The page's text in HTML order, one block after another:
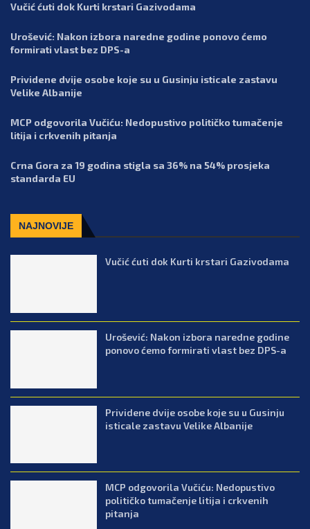
Vučić ćuti dok Kurti krstari Gazivodama
Urošević: Nakon izbora naredne godine ponovo ćemo
formirati vlast bez DPS-a
Prividene dvije osobe koje su u Gusinju isticale zastavu
Velike Albanije
MCP odgovorila Vučiću: Nedopustivo političko tumačenje
litija i crkvenih pitanja
Crna Gora za 19 godina stigla sa 36% na 54% prosjeka
standarda EU
NAJNOVIJE
Vučić ćuti dok Kurti krstari Gazivodama
Urošević: Nakon izbora naredne godine
ponovo ćemo formirati vlast bez DPS-a
Prividene dvije osobe koje su u Gusinju
isticale zastavu Velike Albanije
MCP odgovorila Vučiću: Nedopustivo
političko tumačenje litija i crkvenih
pitanja